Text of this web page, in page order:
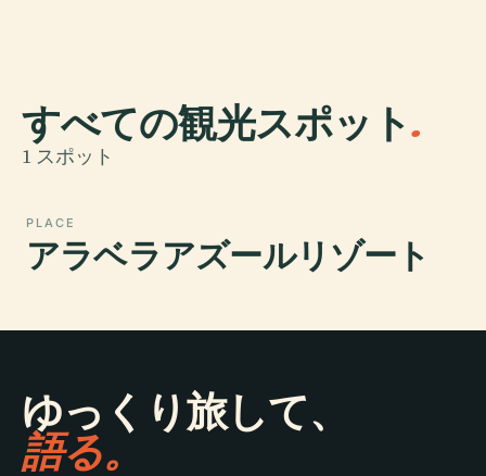
すべての観光スポット.
1 スポット
PLACE
アラベラアズールリゾート
ゆっくり旅して、
語る。